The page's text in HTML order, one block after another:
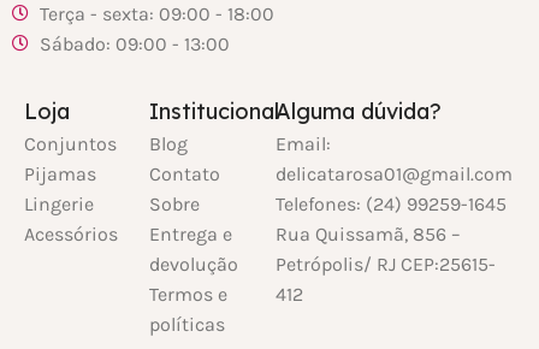
Terça - sexta: 09:00 - 18:00
Sábado: 09:00 - 13:00
Loja
Conjuntos
Pijamas
Lingerie
Acessórios
Institucional
Blog
Contato
Sobre
Entrega e
devolução
Termos e
políticas
Alguma dúvida?
Email:
delicatarosa01@gmail.com
Telefones: (24) 99259-1645
Rua Quissamã, 856 –
Petrópolis/ RJ CEP:25615-
412